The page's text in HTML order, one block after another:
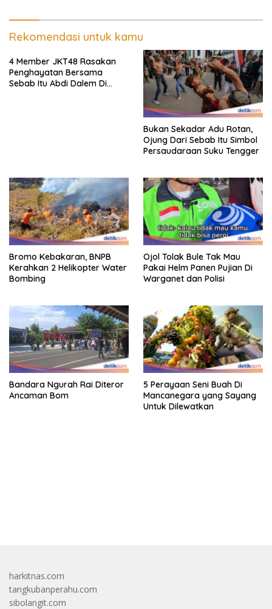
Rekomendasi untuk kamu
4 Member JKT48 Rasakan
Penghayatan Bersama
Sebab Itu Abdi Dalem Di
Bukan Sekadar Adu Rotan,
Ojung Dari Sebab Itu Simbol
Persaudaraan Suku Tengger
Bromo Kebakaran, BNPB
Kerahkan 2 Helikopter Water
Bombing
Ojol Tolak Bule Tak Mau
Pakai Helm Panen Pujian Di
Warganet dan Polisi
Bandara Ngurah Rai Diteror
Ancaman Bom
5 Perayaan Seni Buah Di
Mancanegara yang Sayang
Untuk Dilewatkan
harkitnas.com
tangkubanperahu.com
sibolangit.com